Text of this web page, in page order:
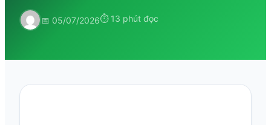
📅 05/07/2026⏱ 13 phút đọc